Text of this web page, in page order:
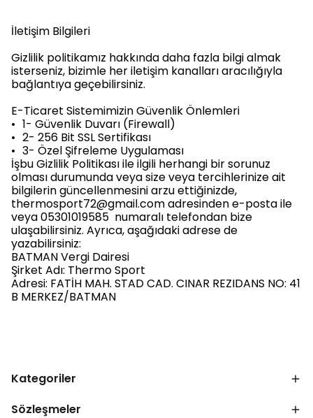
İletişim Bilgileri
Gizlilik politikamız hakkında daha fazla bilgi almak
isterseniz, bizimle her iletişim kanalları aracılığıyla
bağlantıya geçebilirsiniz.
E-Ticaret Sistemimizin Güvenlik Önlemleri
• 1- Güvenlik Duvarı (Firewall)
• 2- 256 Bit SSL Sertifikası
• 3- Özel Şifreleme Uygulaması
İşbu Gizlilik Politikası ile ilgili herhangi bir sorunuz
olması durumunda veya size veya tercihlerinize ait
bilgilerin güncellenmesini arzu ettiğinizde,
thermosport72@gmail.comadresinden e-posta ile
veya 05301019585 numaralı telefondan bize
ulaşabilirsiniz. Ayrıca, aşağıdaki adrese de
yazabilirsiniz:
BATMAN Vergi Dairesi
Şirket Adı: Thermo Sport
Adresi: FATİH MAH. STAD CAD. CINAR REZIDANS NO: 41
B MERKEZ/BATMAN
Kategoriler
Sözleşmeler